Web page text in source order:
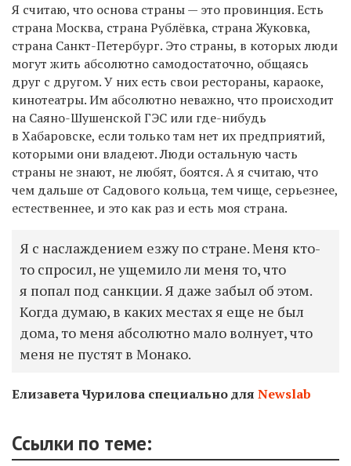
Я считаю, что основа страны — это провинция. Есть
страна Москва, страна Рублёвка, страна Жуковка,
страна Санкт-Петербург. Это страны, в которых люди
могут жить абсолютно самодостаточно, общаясь
друг с другом. У них есть свои рестораны, караоке,
кинотеатры. Им абсолютно неважно, что происходит
на Саяно-Шушенской ГЭС или где-нибудь
в Хабаровске, если только там нет их предприятий,
которыми они владеют. Люди остальную часть
страны не знают, не любят, боятся. А я считаю, что
чем дальше от Садового кольца, тем чище, серьезнее,
естественнее, и это как раз и есть моя страна.
Я с наслаждением езжу по стране. Меня кто-
то спросил, не ущемило ли меня то, что
я попал под санкции. Я даже забыл об этом.
Когда думаю, в каких местах я еще не был
дома, то меня абсолютно мало волнует, что
меня не пустят в Монако.
Елизавета Чурилова специально для Newslab
Ссылки по теме: